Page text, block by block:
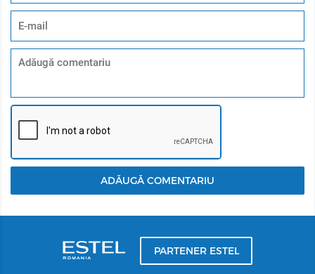
ADĂUGĂ COMENTARIU
PARTENER ESTEL